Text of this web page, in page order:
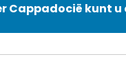
Cappadocië kunt u